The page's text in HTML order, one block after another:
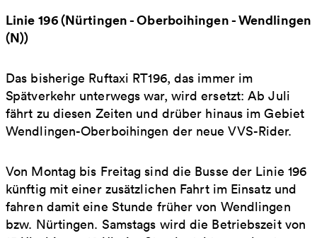
Linie 196 (Nürtingen - Oberboihingen - Wendlingen
(N))
Das bisherige Ruftaxi RT196, das immer im
Spätverkehr unterwegs war, wird ersetzt: Ab Juli
fährt zu diesen Zeiten und drüber hinaus im Gebiet
Wendlingen-Oberboihingen der neue VVS-Rider.
Von Montag bis Freitag sind die Busse der Linie 196
künftig mit einer zusätzlichen Fahrt im Einsatz und
fahren damit eine Stunde früher von Wendlingen
bzw. Nürtingen. Samstags wird die Betriebszeit von